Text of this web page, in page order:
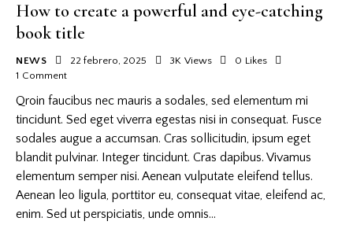
How to create a powerful and eye-catching
book title
NEWS 22 febrero, 2025 3K Views 0 Likes
1 Comment
Qroin faucibus nec mauris a sodales, sed elementum mi
tincidunt. Sed eget viverra egestas nisi in consequat. Fusce
sodales augue a accumsan. Cras sollicitudin, ipsum eget
blandit pulvinar. Integer tincidunt. Cras dapibus. Vivamus
elementum semper nisi. Aenean vulputate eleifend tellus.
Aenean leo ligula, porttitor eu, consequat vitae, eleifend ac,
enim. Sed ut perspiciatis, unde omnis…